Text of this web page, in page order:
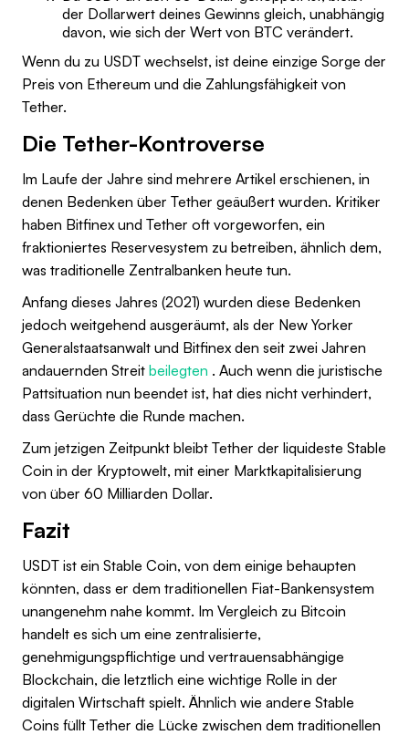
der Dollarwert deines Gewinns gleich, unabhängig
davon, wie sich der Wert von BTC verändert.
Wenn du zu USDT wechselst, ist deine einzige Sorge der
Preis von Ethereum und die Zahlungsfähigkeit von
Tether.
Die Tether-Kontroverse
Im Laufe der Jahre sind mehrere Artikel erschienen, in
denen Bedenken über Tether geäußert wurden. Kritiker
haben Bitfinex und Tether oft vorgeworfen, ein
fraktioniertes Reservesystem zu betreiben, ähnlich dem,
was traditionelle Zentralbanken heute tun.
Anfang dieses Jahres (2021) wurden diese Bedenken
jedoch weitgehend ausgeräumt, als der New Yorker
Generalstaatsanwalt und Bitfinex den seit zwei Jahren
andauernden Streit beilegten . Auch wenn die juristische
Pattsituation nun beendet ist, hat dies nicht verhindert,
dass Gerüchte die Runde machen.
Zum jetzigen Zeitpunkt bleibt Tether der liquideste Stable
Coin in der Kryptowelt, mit einer Marktkapitalisierung
von über 60 Milliarden Dollar.
Fazit
USDT ist ein Stable Coin, von dem einige behaupten
könnten, dass er dem traditionellen Fiat-Bankensystem
unangenehm nahe kommt. Im Vergleich zu Bitcoin
handelt es sich um eine zentralisierte,
genehmigungspflichtige und vertrauensabhängige
Blockchain, die letztlich eine wichtige Rolle in der
digitalen Wirtschaft spielt. Ähnlich wie andere Stable
Coins füllt Tether die Lücke zwischen dem traditionellen